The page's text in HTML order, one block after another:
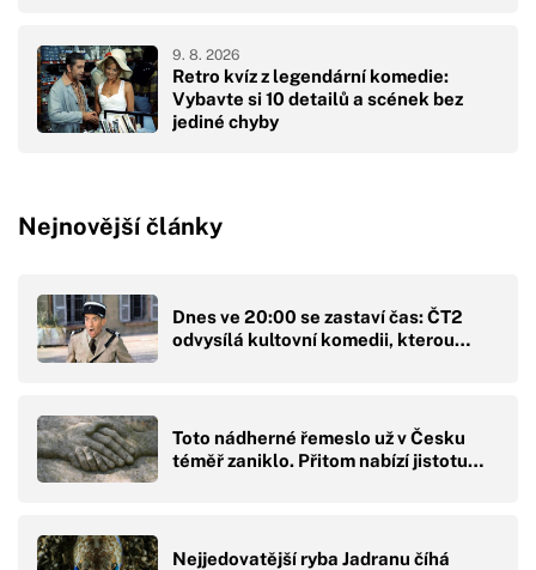
Retro kvíz z legendární komedie:
Vybavte si 10 detailů a scének bez
jediné chyby
9. 8. 2026
Nejnovější články
Dnes ve 20:00 se zastaví čas: ČT2
odvysílá kultovní komedii, kterou…
Toto nádherné řemeslo už v Česku
téměř zaniklo. Přitom nabízí jistotu…
Nejjedovatější ryba Jadranu číhá